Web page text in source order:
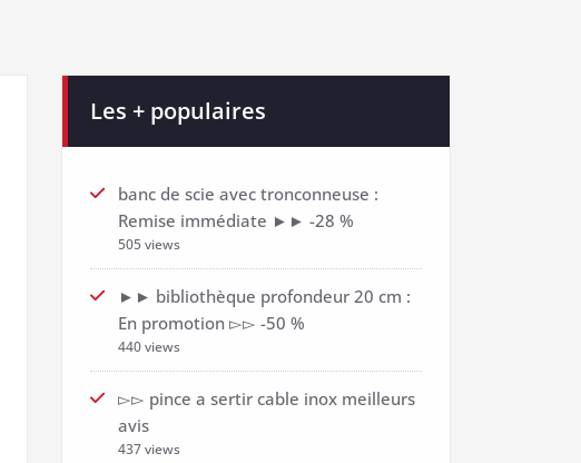
Les + populaires
banc de scie avec tronconneuse :
Remise immédiate ►► -28 %
505 views
►► bibliothèque profondeur 20 cm :
En promotion ▻▻ -50 %
440 views
▻▻ pince a sertir cable inox meilleurs
avis
437 views